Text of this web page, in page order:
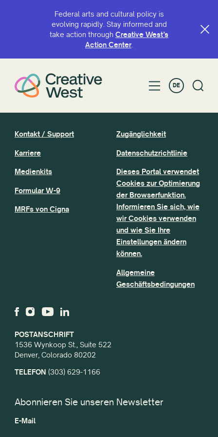
Federal arts and cultural policy is
evolving rapidly. Stay informed and
take action through Creative West’s
Action Center.
DE
POSTANSCHRIFT
1536 Wynkoop St., Suite 522
Denver, Colorado 80202
TELEFON (303) 629-1166
Kontakt / Support
Karriere
Medienkits
Formular W-9
MRFs von Cigna
Zugänglichkeit
Datenschutzrichtlinie
Dieses Portal verwendet
Cookies zur Optimierung
der Browserfunktion.
Informieren Sie sich, wie
wir Cookies verwenden
und wie Sie Ihre
Einstellungen ändern
können.
Allgemeine
Geschäftsbedingungen
Abonnieren Sie unseren Newsletter
E-Mail